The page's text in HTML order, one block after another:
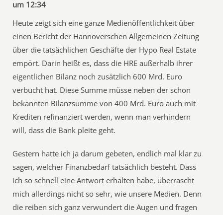
um 12:34
Heute zeigt sich eine ganze Medienöffentlichkeit über
einen Bericht der Hannoverschen Allgemeinen Zeitung
über die tatsächlichen Geschäfte der Hypo Real Estate
empört. Darin heißt es, dass die HRE außerhalb ihrer
eigentlichen Bilanz noch zusätzlich 600 Mrd. Euro
verbucht hat. Diese Summe müsse neben der schon
bekannten Bilanzsumme von 400 Mrd. Euro auch mit
Krediten refinanziert werden, wenn man verhindern
will, dass die Bank pleite geht.
Gestern hatte ich ja darum gebeten, endlich mal klar zu
sagen, welcher Finanzbedarf tatsächlich besteht. Dass
ich so schnell eine Antwort erhalten habe, überrascht
mich allerdings nicht so sehr, wie unsere Medien. Denn
die reiben sich ganz verwundert die Augen und fragen